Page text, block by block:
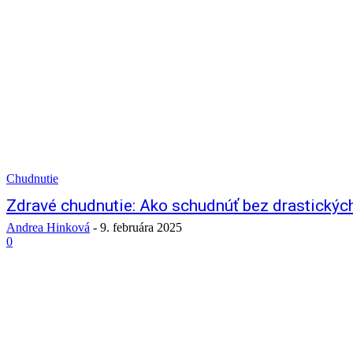
Chudnutie
Zdravé chudnutie: Ako schudnúť bez
Andrea Hinková - 9. februára 2025
0